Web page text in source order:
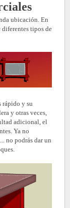
ubicación. En
diferentes tipos de
rápido y su
y otras veces,
adicional, el
Ya no
no podrás dar un